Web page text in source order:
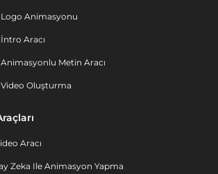
Logo Animasyonu
İntro Aracı
Animasyonlu Metin Aracı
Video Oluşturma
Aracı
Zeka Ile Animasyon Yapma